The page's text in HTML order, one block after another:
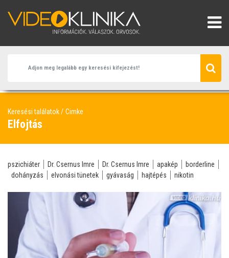
Keresési találatok Cimke
Elfojtás
pszichiáter Dr. Csernus Imre Dr. Csernus Imre apakép
borderline
dohányzás
elvonási tünetek gyávaság hajtépés nikotin